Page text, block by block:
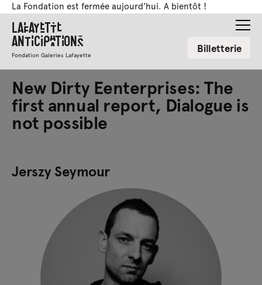
La Fondation est fermée aujourd'hui. A bientôt !
Lafayette
Anticipations
Fondation Galeries Lafayette Billetterie
New Dirty Eenterprises: The
first annual report, Dialogue is
not possible
Jerszy Seymour